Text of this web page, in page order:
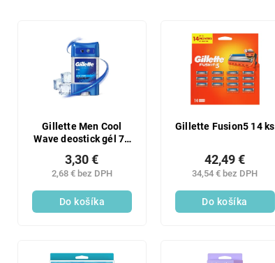
Gillette Men Cool
Wave deostick gél 70
2,68 € bez DPH
3,30 €
Do košíka
Gillette Fusion5 14 ks
34,54 € bez DPH
42,49 €
Do košíka